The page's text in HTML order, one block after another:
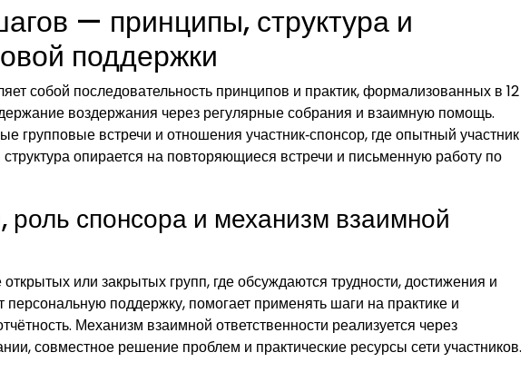
— принципы, структура и
поддержки
собой последовательность принципов и практик, формализованных в 12
воздержания через регулярные собрания и взаимную помощь.
групповые встречи и отношения участник‑спонсор, где опытный участник
структура опирается на повторяющиеся встречи и письменную работу по
спонсора и механизм взаимной
или закрытых групп, где обсуждаются трудности, достижения и
поддержку, помогает применять шаги на практике и
Механизм взаимной ответственности реализуется через
совместное решение проблем и практические ресурсы сети участников.